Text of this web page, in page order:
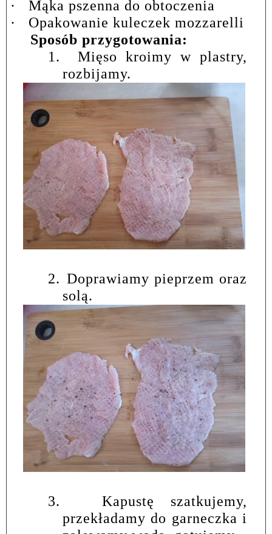
·
Mąka pszenna do obtoczenia
·
Opakowanie kuleczek mozzarelli
Sposób przygotowania:
1.
Mięso kroimy w plastry,
rozbijamy.
2. Doprawiamy pieprzem oraz
solą.
3.
Kapustę szatkujemy,
przekładamy do garneczka i